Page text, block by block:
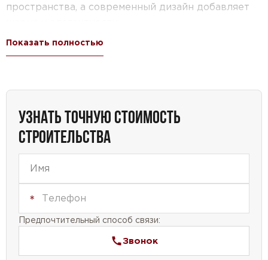
пространства, а современный дизайн добавляет
Кроме того, наш проект предусматривает наличие
актуально в холодные времена года.
Мы предлагаем вам уникальную возможность
построить свой собственный дом, который будет
проект дома №63-95 — это идеальный выбор для
тех, кто ценит комфорт и качество жизни.
Показать полностью
УЗНАТЬ ТОЧНУЮ СТОИМОСТЬ
СТРОИТЕЛЬСТВА
Предпочтительный способ связи:
Звонок